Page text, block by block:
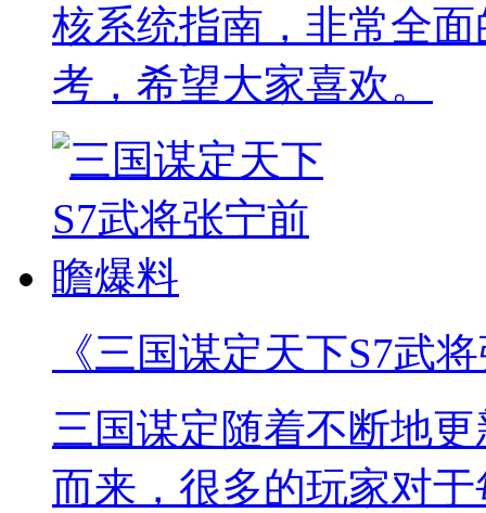
核系统指南，非常全
考，希望大家喜欢。
《三国谋定天下S7武
三国谋定随着不断地
而来，很多的玩家对